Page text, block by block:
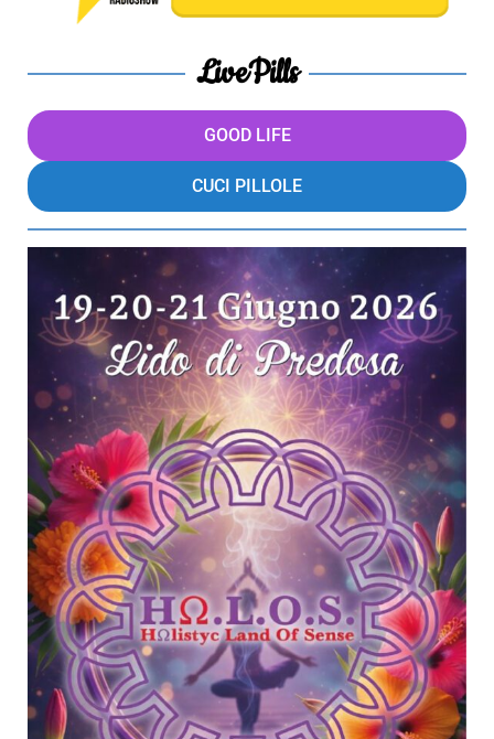
LivePills
GOOD LIFE
CUCI PILLOLE